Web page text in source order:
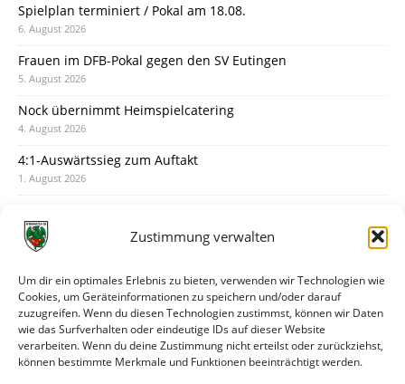
Zustimmung verwalten
Um dir ein optimales Erlebnis zu bieten, verwenden wir Technologien wie
Cookies, um Geräteinformationen zu speichern und/oder darauf
zuzugreifen. Wenn du diesen Technologien zustimmst, können wir Daten
wie das Surfverhalten oder eindeutige IDs auf dieser Website
verarbeiten. Wenn du deine Zustimmung nicht erteilst oder zurückziehst,
können bestimmte Merkmale und Funktionen beeinträchtigt werden.
Spielplan terminiert / Pokal am 18.08.
6. August 2026
Frauen im DFB-Pokal gegen den SV Eutingen
5. August 2026
Nock übernimmt Heimspielcatering
4. August 2026
4:1-Auswärtssieg zum Auftakt
1. August 2026
31. Juli 2026
30. Juli 2026
Deine Spielminute: 89+1
28. Juli 2026
Neuer Rückensponsor